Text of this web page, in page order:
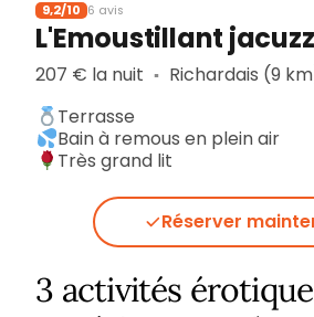
9,2/10 6 avis
L'Emoustillant
207 € la nuit ▪︎ Richardais (9
Terrasse
Bain à remous en plein air
Très grand lit
Réserver
3 activités